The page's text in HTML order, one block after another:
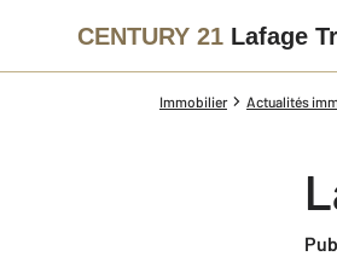
CENTURY 21 Lafage
Immobilier Actualités